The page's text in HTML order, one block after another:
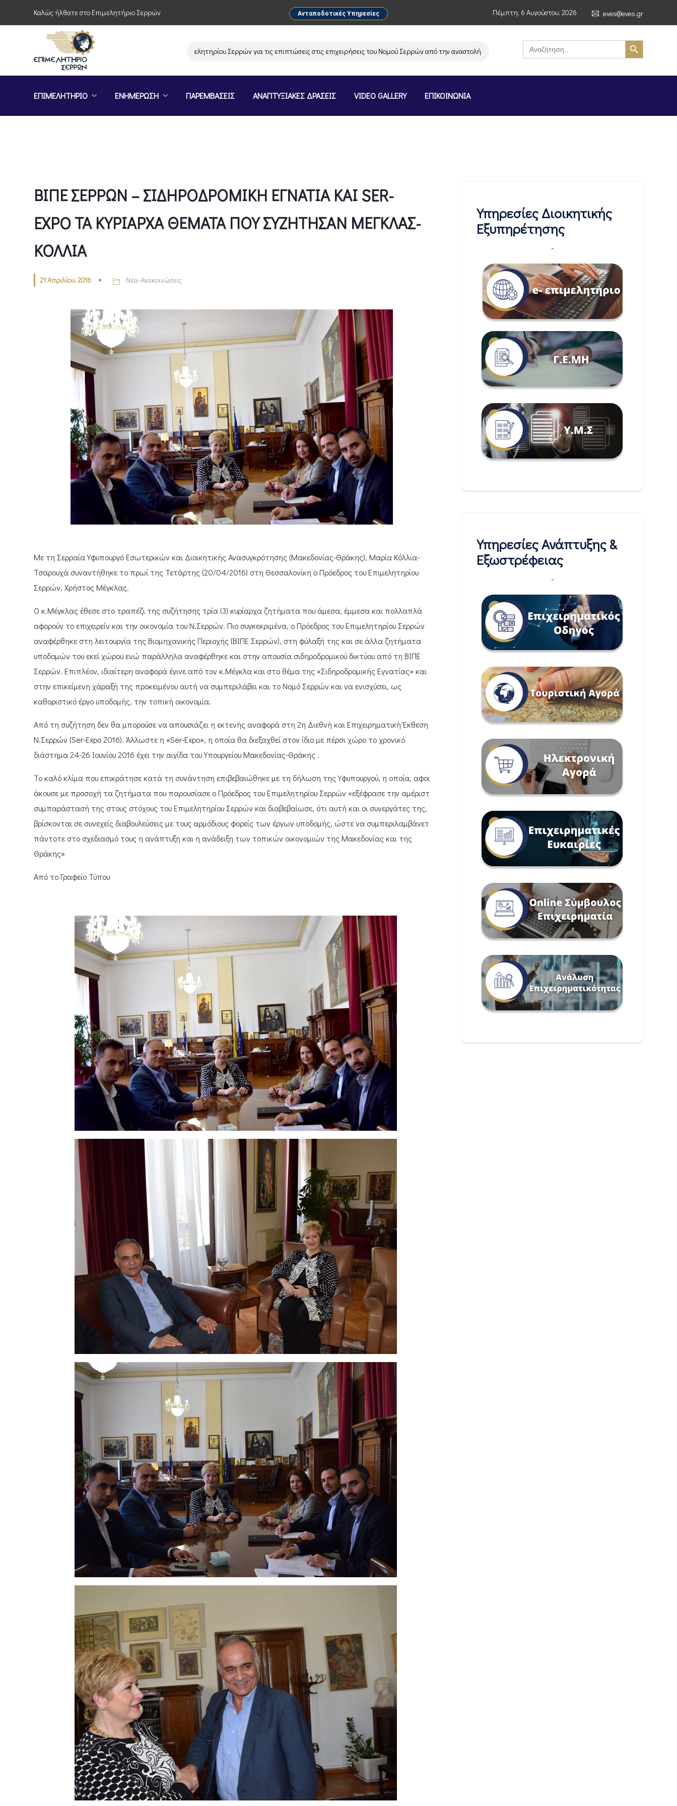
Καλώς ήλθατε στο Επιμελητήριο Σερρών Ανταποδοτικές Υπηρεσίες Πέμπτη, 6 Αυγούστου, 2026 eves@eves.gr
Παρέμβαση του Επιμελητηρίου Σερρών για τις επιπτώσεις στις επιχειρήσεις του Νομού Σερρών από την αναστολή λειτουργίας της αλυσίδας σούπερ μάρκετ MERE στην Ελλάδα –
Search
for:
Search Button
ΕΠΙΜΕΛΗΤΗΡΙΟ ΕΝΗΜΕΡΩΣΗ ΠΑΡΕΜΒΑΣΕΙΣ ΑΝΑΠΤΥΞΙΑΚΕΣ ΔΡΑΣΕΙΣ VIDEO GALLERY ΕΠΙΚΟΙΝΩΝΙΑ
ΒΙΠΕ ΣΕΡΡΩΝ – ΣΙΔΗΡΟΔΡΟΜΙΚΗ ΕΓΝΑΤΙΑ ΚΑΙ SER-
EXPO ΤΑ ΚΥΡΙΑΡΧΑ ΘΕΜΑΤΑ ΠΟΥ ΣΥΖΗΤΗΣΑΝ ΜΕΓΚΛΑΣ-
ΚΟΛΛΙΑ
21 Απριλίου, 2016 Νέα-Ανακοινώσεις
Με τη Σερραία Υφυπουργό Εσωτερικών και Διοικητικής Ανασυγκρότησης (Μακεδονίας-Θράκης), Μαρία Κόλλια-
Τσαρουχά συναντήθηκε το πρωί της Τετάρτης (20/04/2016) στη Θεσσαλονίκη ο Πρόεδρος του Επιμελητηρίου
Σερρών, Χρήστος Μέγκλας.
Ο κ.Μέγκλας έθεσε στο τραπέζι της συζήτησης τρία (3) κυρίαρχα ζητήματα που άμεσα, έμμεσα και πολλαπλά
αφορούν το επιχειρείν και την οικονομία του Ν.Σερρών. Πιο συγκεκριμένα, ο Πρόεδρος του Επιμελητηρίου Σερρών
αναφέρθηκε στη λειτουργία της Βιομηχανικής Περιοχής (ΒΙΠΕ Σερρών), στη φύλαξή της και σε άλλα ζητήματα
υποδομών του εκεί χώρου ενώ παράλληλα αναφέρθηκε και στην απουσία σιδηροδρομικού δικτύου από τη ΒΙΠΕ
Σερρών. Επιπλέον, ιδιαίτερη αναφορά έγινε από τον κ.Μέγκλα και στο θέμα της «Σιδηροδρομικής Εγνατίας» και
στην επικείμενη χάραξή της προκειμένου αυτή να συμπεριλάβει και το Νομό Σερρών και να ενισχύσει, ως
καθοριστικό έργο υποδομής, την τοπική οικονομία.
Από τη συζήτηση δεν θα μπορούσε να απουσιάζει η εκτενής αναφορά στη 2η Διεθνή και Επιχειρηματική Έκθεση
Ν.Σερρών (Ser-Expo 2016). Άλλωστε η «Ser-Expo», η οποία θα διεξαχθεί στον ίδιο με πέρσι χώρο το χρονικό
διάστημα 24-26 Ιουνίου 2016 έχει την αιγίδα του Υπουργείου Μακεδονίας-Θράκης .
Το καλό κλίμα που επικράτησε κατά τη συνάντηση επιβεβαιώθηκε με τη δήλωση της Υφυπουργού, η οποία, αφού
άκουσε με προσοχή τα ζητήματα που παρουσίασε ο Πρόεδρος του Επιμελητηρίου Σερρών «εξέφρασε την αμέριστη
συμπαράστασή της στους στόχους του Επιμελητηρίου Σερρών και διαβεβαίωσε, ότι αυτή και οι συνεργάτες της,
βρίσκονται σε συνεχείς διαβουλεύσεις με τους αρμόδιους φορείς των έργων υποδομής, ώστε να συμπεριλαμβάνεται
πάντοτε στο σχεδιασμό τους η ανάπτυξη και η ανάδειξη των τοπικών οικονομιών της Μακεδονίας και της
Θράκης»
Από το Γραφείο Τύπου
Υπηρεσίες Διοικητικής
Εξυπηρέτησης
-
Υπηρεσίες Ανάπτυξης &
Εξωστρέφειας
-